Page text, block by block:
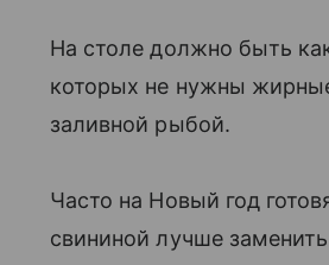
На столе должно быть
которых не нужны
заливной рыбой.
Часто на Новый год
свининой лучше